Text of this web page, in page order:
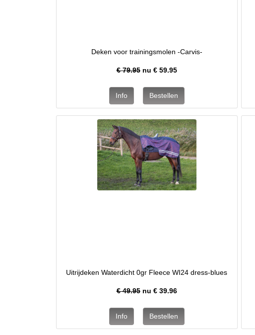
Deken voor trainingsmolen -Carvis-
€ 79.95nu € 59.95
Uitrijdeken Waterdicht 0gr Fleece WI24 dress-blues
€ 49.95nu € 39.96